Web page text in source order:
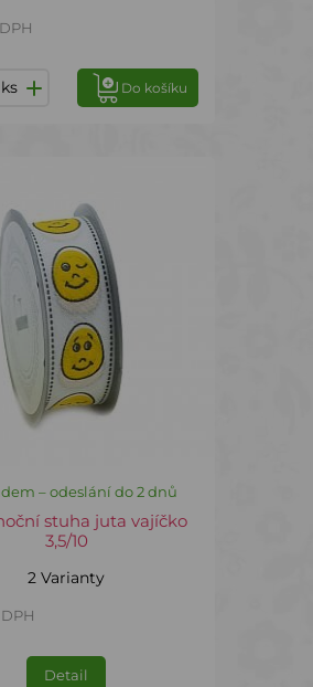
ks Do košíku
– odeslání do 2 dnů
stuha juta vajíčko
3,5/10
2 Varianty
DPH
Detail